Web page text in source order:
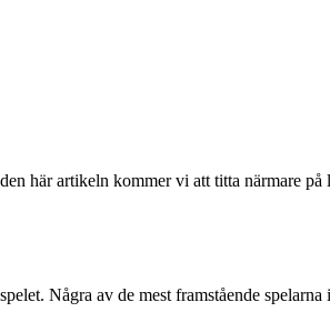
här artikeln kommer vi att titta närmare
Några av de mest framstående